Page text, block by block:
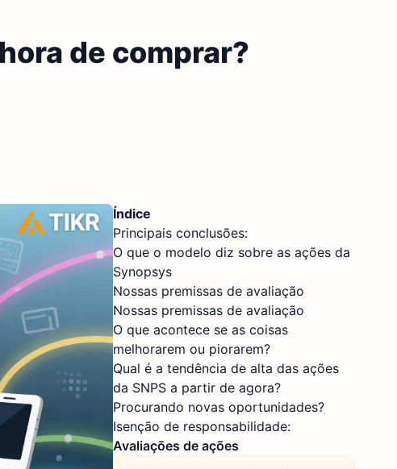
de comprar?
Índice
Principais conclusões:
O que o modelo diz sobre as ações da
Synopsys
Nossas premissas de avaliação
Nossas premissas de avaliação
O que acontece se as coisas
melhorarem ou piorarem?
Qual é a tendência de alta das ações
da SNPS a partir de agora?
Procurando novas oportunidades?
Isenção de responsabilidade:
Avaliações de ações